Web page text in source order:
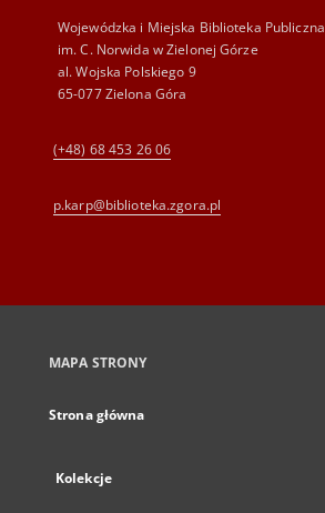
Wojewódzka i Miejska Biblioteka Publiczna
im. C. Norwida w Zielonej Górze
al. Wojska Polskiego 9
65-077 Zielona Góra
(+48) 68 453 26 06
p.karp@biblioteka.zgora.pl
MAPA STRONY
Strona główna
Kolekcje